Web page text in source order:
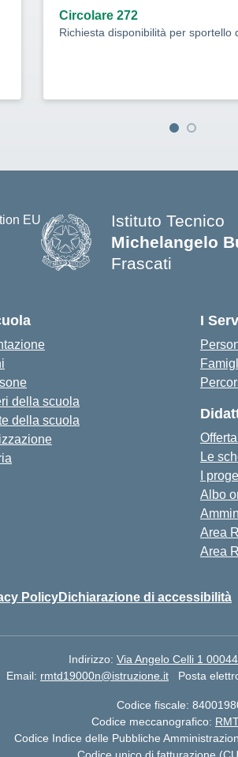
Circolare 272
Richiesta disponibilità per sportello
Istituto Tecnico
Michelangelo
Frascati
della scuola
della scuola
I
Le
I
Albo
Area
Area
PolicyDichiarazione di accessibilità
Indirizzo: Via Angelo Celli 1
Email: rmtd19000n@istruzione.it Posta
Codice fiscale:
Codice meccanografico:
Codice Indice delle Pubbliche